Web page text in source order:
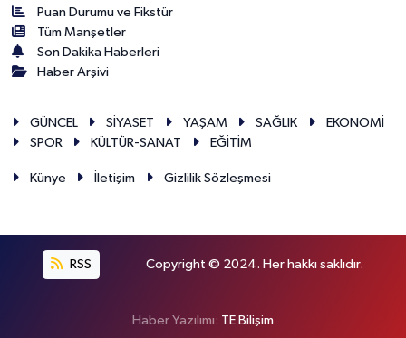
Puan Durumu ve Fikstür
Tüm Manşetler
Son Dakika Haberleri
Haber Arşivi
GÜNCEL SİYASET YAŞAM SAĞLIK
EKONOMİ
SPOR
KÜLTÜR-SANAT EĞİTİM
Künye İletişim Gizlilik Sözleşmesi
RSS Copyright © 2024. Her hakkı saklıdır.
Haber Yazılımı: TE Bilişim